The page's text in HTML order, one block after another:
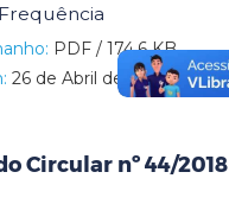
PDF / 174,6 KB
26 de Abril de 2018
Circular nº 44/2018